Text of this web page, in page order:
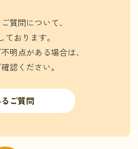
質問について、
ております。
明点がある場合は、
認ください。
ご質問